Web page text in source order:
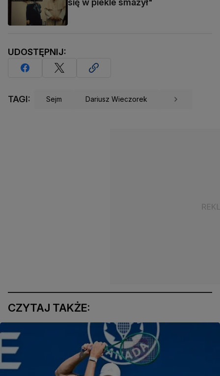
się w piekle smażył"
UDOSTĘPNIJ:
TAGI: Sejm Dariusz Wieczorek
CZYTAJ TAKŻE: